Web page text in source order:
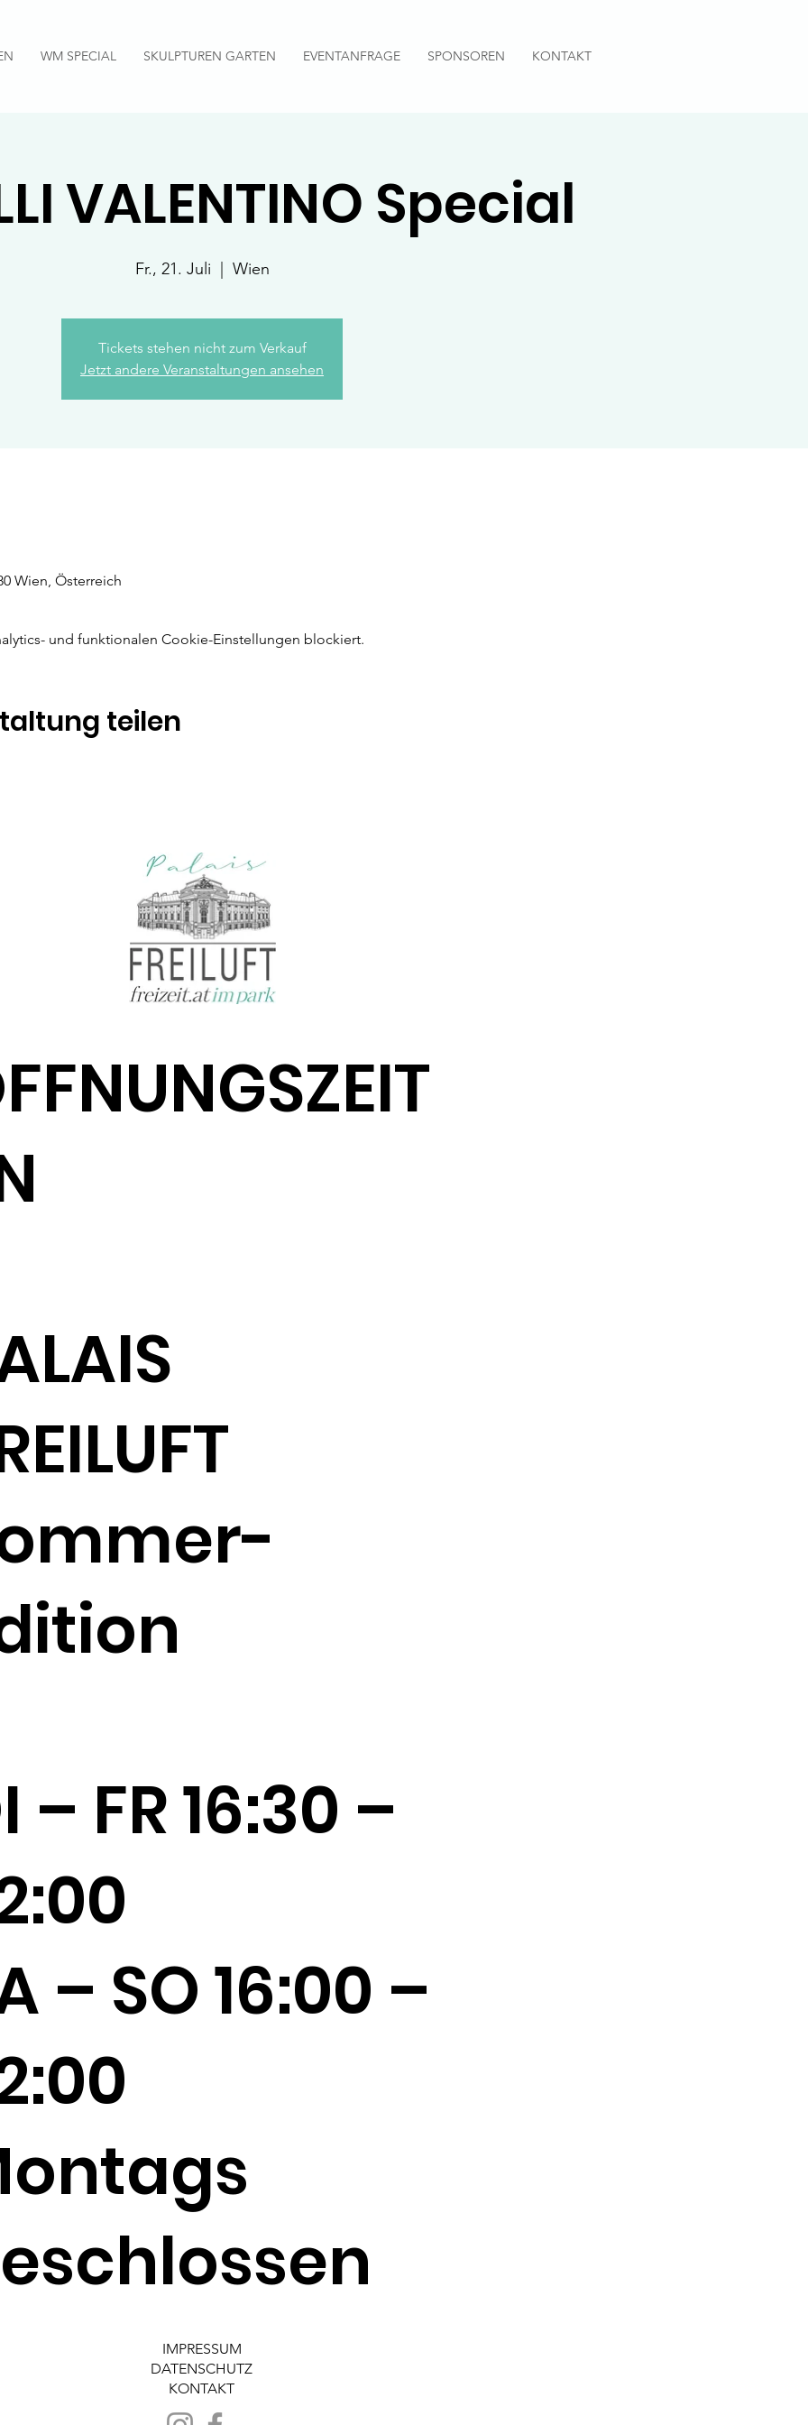
WM SPECIAL SKULPTUREN GARTEN EVENTANFRAGE SPONSOREN KONTAKT
VALENTINO Special
Fr., 21. Juli Wien
Tickets stehen nicht zum Verkauf
Jetzt andere Veranstaltungen ansehen
Wien, Österreich
und funktionalen Cookie-Einstellungen blockiert.
teilen
– FR 16:30 –
– SO 16:00 –
IMPRESSUM
DATENSCHUTZ
KONTAKT